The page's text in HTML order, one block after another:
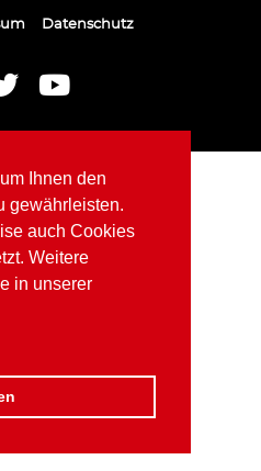
Ihnen den
gewährleisten.
auch Cookies
Weitere
in unserer
Datenschutz